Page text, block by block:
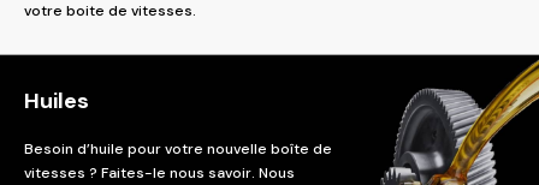
votre boite de vitesses.
Huiles
Besoin d’huile pour votre nouvelle boîte de
vitesses ? Faites-le nous savoir. Nous